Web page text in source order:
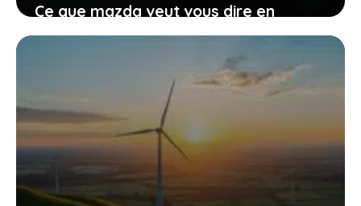
Ce que mazda veut vous dire en
renonçant provisoirement à